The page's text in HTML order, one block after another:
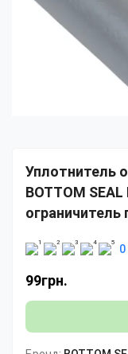
Уплотнитель
BOTTOM
ограничитель
99грн.